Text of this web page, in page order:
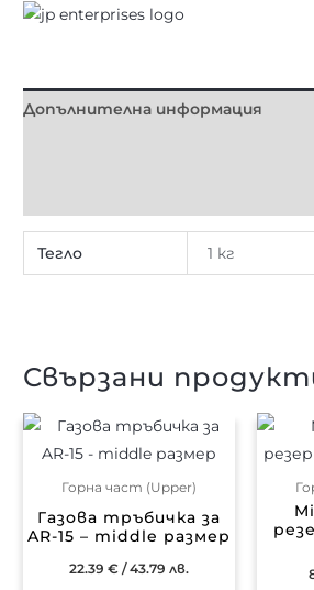
Допълнителна информация
Тегло 1 кг
Свързани
Горна част (Upper)
Газова тръбичка за
AR-15 – middle размер
22.39€ / 43.79 лв.